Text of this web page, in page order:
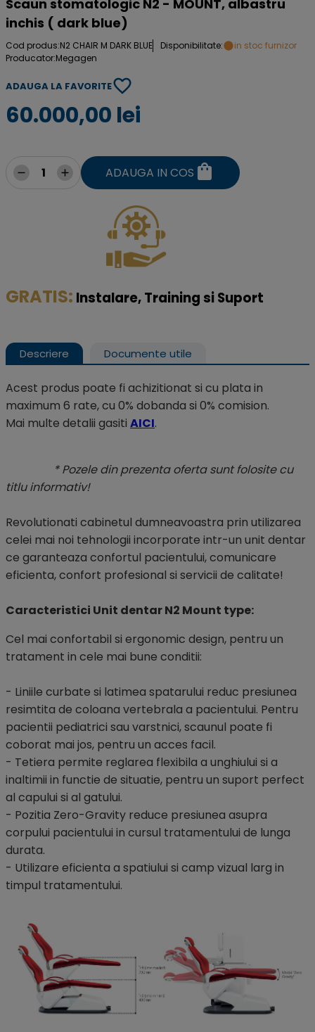
Scaun stomatologic N2 - MOUNT, albastru
inchis ( dark blue)
Cod produs:N2 CHAIR M DARK BLUE Disponibilitate:
in stoc furnizor
Producator:Megagen
ADAUGA LA FAVORITE
60.000,00 lei
ADAUGA IN COS
GRATIS: Instalare, Training si Suport
Descriere Documente utile
Acest produs poate fi achizitionat si cu plata in
maximum 6 rate, cu 0% dobanda si 0% comision.
Mai multe detalii gasiti AICI.
* Pozele din prezenta oferta sunt folosite cu
titlu informativ!
Revolutionati cabinetul dumneavoastra prin utilizarea
celei mai noi tehnologii incorporate intr-un unit dentar
ce garanteaza confortul pacientului, comunicare
eficienta, confort profesional si servicii de calitate!
Caracteristici Unit dentar N2 Mount type:
Cel mai confortabil si ergonomic design, pentru un
tratament in cele mai bune conditii:
- Liniile curbate si latimea spatarului reduc presiunea
resimtita de coloana vertebrala a pacientului. Pentru
pacientii pediatrici sau varstnici, scaunul poate fi
coborat mai jos, pentru un acces facil.
- Tetiera permite reglarea flexibila a unghiului si a
inaltimii in functie de situatie, pentru un suport perfect
al capului si al gatului.
- Pozitia Zero-Gravity reduce presiunea asupra
corpului pacientului in cursul tratamentului de lunga
durata.
- Utilizare eficienta a spatiului si camp vizual larg in
timpul tratamentului.